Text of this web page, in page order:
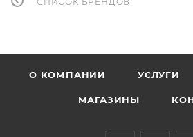
О КОМПАНИИ УСЛУГИ
МАГАЗИНЫ